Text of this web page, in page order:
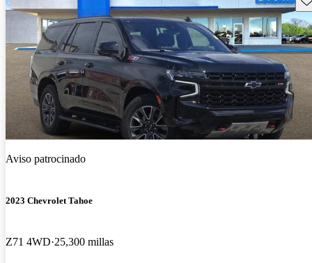
Aviso patrocinado
2023 Chevrolet Tahoe
Z71 4WD 25,300 millas